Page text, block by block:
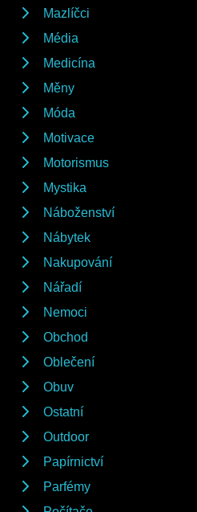
Mazlíčci
Média
Medicína
Měny
Móda
Motivace
Motorismus
Mystika
Náboženství
Nábytek
Nakupování
Nářadí
Nemoci
Obchod
Oblečení
Obuv
Ostatní
Outdoor
Papírnictví
Parfémy